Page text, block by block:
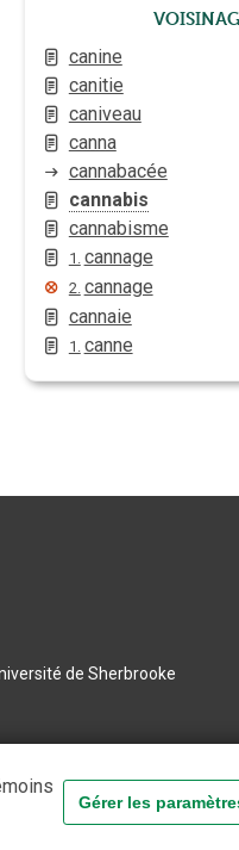
canine
canitie
caniveau
canna
cannabacée
cannabis
cannabisme
1. cannage
2. cannage
cannaie
1. canne
de Sherbrooke
Gérer les